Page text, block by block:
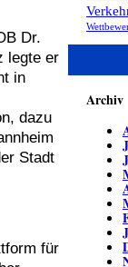
Dr.
legte er
in
dazu
Stadt
für
Archiv